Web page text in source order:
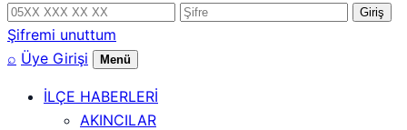
Telefon
numarası
Şifre Giriş
Şifremi unuttum
⌕ Üye Girişi Menü
İLÇE HABERLERİ
AKINCILAR